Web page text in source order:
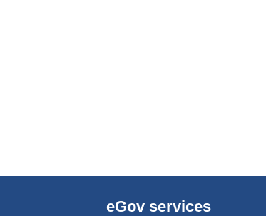
eGov services